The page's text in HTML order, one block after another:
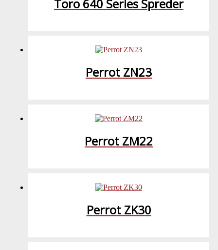
Toro 640 Series Spreder
Perrot ZN23
Perrot ZM22
Perrot ZK30